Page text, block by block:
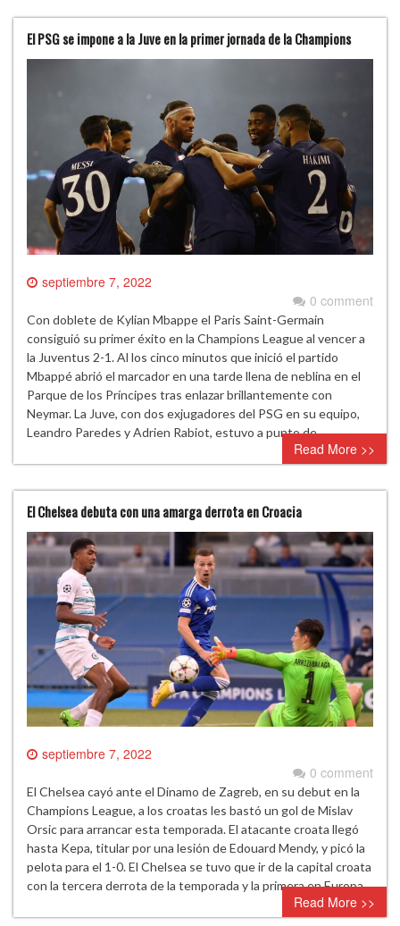
El PSG se impone a la Juve en la primer jornada de la Champions
septiembre 7, 2022
0 comment
Con doblete de Kylian Mbappe el Paris Saint-Germain
consiguió su primer éxito en la Champions League al vencer a
la Juventus 2-1. Al los cinco minutos que inició el partido
Mbappé abrió el marcador en una tarde llena de neblina en el
Parque de los Príncipes tras enlazar brillantemente con
Neymar. La Juve, con dos exjugadores del PSG en su equipo,
Leandro Paredes y Adrien Rabiot, estuvo a punto de…
Read More >>
El Chelsea debuta con una amarga derrota en Croacia
septiembre 7, 2022
0 comment
El Chelsea cayó ante el Dinamo de Zagreb, en su debut en la
Champions League, a los croatas les bastó un gol de Mislav
Orsic para arrancar esta temporada. El atacante croata llegó
hasta Kepa, titular por una lesión de Edouard Mendy, y picó la
pelota para el 1-0. El Chelsea se tuvo que ir de la capital croata
con la tercera derrota de la temporada y la primera en Europa.
Read More >>